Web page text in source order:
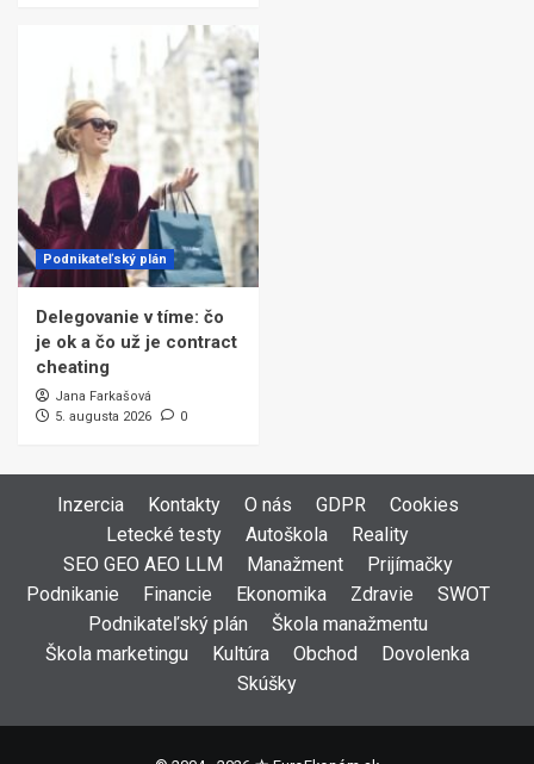
Podnikateľský plán
Delegovanie v tíme: čo
je ok a čo už je contract
cheating
Jana Farkašová
5. augusta 2026
0
Inzercia Kontakty O nás GDPR
Cookies
Letecké testy
Autoškola
Reality
SEO GEO AEO LLM
Manažment
Prijímačky
Podnikanie
Financie Ekonomika Zdravie
SWOT
Podnikateľský plán
Škola manažmentu
Škola marketingu
Kultúra Obchod
Dovolenka
Skúšky